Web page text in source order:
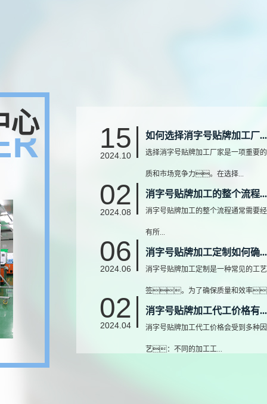
心 15
2024.10
如何选择消字号贴牌加工厂...
选择消字号贴牌加工厂家是一项重
质和市场竞争力。在选择...
02
2024.08
消字号贴牌加工的整个流程...
消字号贴牌加工的整个流程通常需
有所...
06
2024.06
消字号贴牌加工定制如何确...
消字号贴牌加工定制是一种常见的
签。为了确保质量和效率
02
2024.04
消字号贴牌加工代工价格有...
消字号贴牌加工代工价格会受到多
艺：不同的加工工...